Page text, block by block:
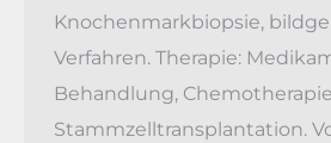
Knochenmarkbiopsie,
Verfahren. Therapie:
Behandlung,
Stammzelltransplantation.